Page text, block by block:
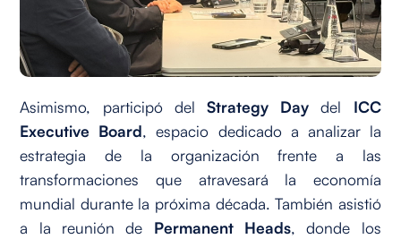
Asimismo, participó del Strategy Day del ICC
Executive Board, espacio dedicado a analizar la
estrategia de la organización frente a las
transformaciones que atravesará la economía
mundial durante la próxima década. También asistió
a la reunión de Permanent Heads, donde los